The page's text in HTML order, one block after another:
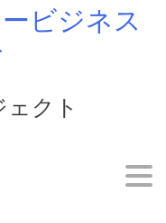
ビジネス
クト